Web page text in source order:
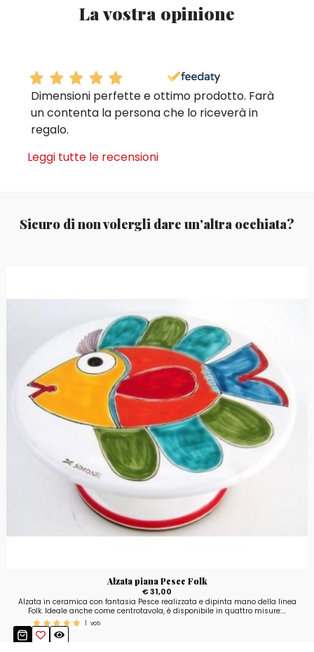
La vostra opinione
Dimensioni perfette e ottimo prodotto. Farà
un contenta la persona che lo riceverà in
regalo.
Leggi tutte le recensioni
Sicuro di non volergli dare un'altra occhiata?
Alzata piana Pesce Folk
€ 31,00
Alzata in ceramica con fantasia Pesce realizzata e dipinta mano della linea
Folk. Ideale anche come centrotavola, è disponibile in quattro misure:...
1 voti